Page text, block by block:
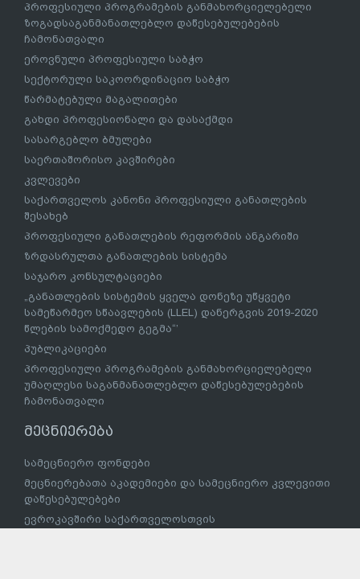
პროფესიული პროგრამების განმახორციელებელი
ზოგადსაგანმანათლებლო დაწესებულებების
ჩამონათვალი
ეროვნული პროფესიული საბჭო
სექტორული საკოორდინაციო საბჭო
წარმატებული მაგალითები
გახდი პროფესიონალი და დასაქმდი
სასარგებლო ბმულები
საერთაშორისო კავშირები
კვლევები
საქართველოს კანონი პროფესიული განათლების
შესახებ
პროფესიული განათლების რეფორმის ანგარიში
ზრდასრულთა განათლების სისტემა
საჯარო კონსულტაციები
„განათლების სისტემის ყველა დონეზე უწყვეტი
სამეწარმეო სწაავლების (LLEL) დანერგვის 2019-2020
წლების სამოქმედო გეგმა“’
პუბლიკაციები
პროფესიული პროგრამების განმახორციელებელი
უმაღლესი საგანმანათლებლო დაწესებულებების
ჩამონათვალი
მეცნიერება
სამეცნიერო ფონდები
მეცნიერებათა აკადემიები და სამეცნიერო კვლევითი
დაწესებულებები
ევროკავშირი საქართველოსთვის